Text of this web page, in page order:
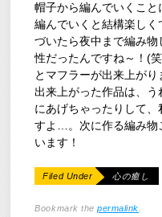
帽子から編んでいくこと
編んでいくと結構楽し
づいたら夜中まで編み
性だったんですね～！(
とマフラーが出来上がり
出来上がった作品は、
にあげちゃったりして
すよ…。次に作る編み物
います！
Filed Under 心の癒し
Bookmark thepermalink.